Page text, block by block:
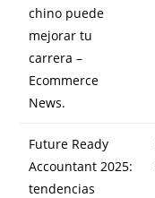
chino puede
mejorar tu
carrera –
Ecommerce
News.
Future Ready
Accountant 2025:
tendencias